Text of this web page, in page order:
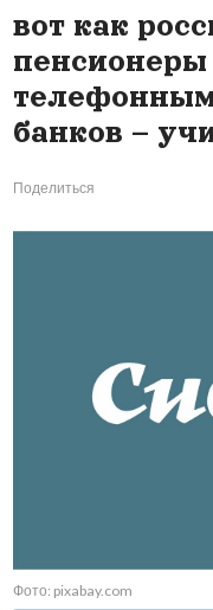
вот как
пенсионеры
банков –
Поделиться
Фото: pixabay.com